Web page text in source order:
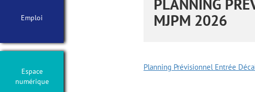
Emploi
Espace
numérique
PLANNING
MJPM 2026
Planning Prévisionnel Entrée